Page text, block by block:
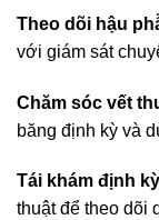
Theo dõi hậu
với giám sát
Chăm sóc vết
băng định kỳ và
Tái khám định kỳ
thuật để theo dõi